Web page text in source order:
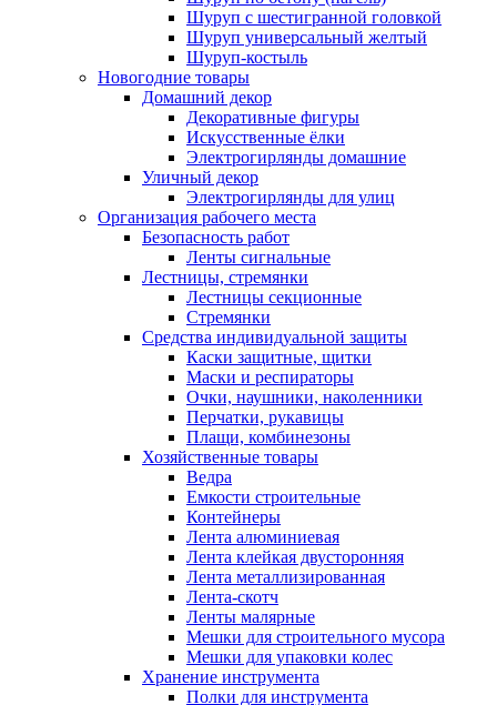
Шуруп с шестигранной головкой
Шуруп универсальный желтый
Шуруп-костыль
Новогодние товары
Домашний декор
Декоративные фигуры
Искусственные ёлки
Электрогирлянды домашние
Уличный декор
Электрогирлянды для улиц
Организация рабочего места
Безопасность работ
Ленты сигнальные
Лестницы, стремянки
Лестницы секционные
Стремянки
Средства индивидуальной защиты
Каски защитные, щитки
Маски и респираторы
Очки, наушники, наколенники
Перчатки, рукавицы
Плащи, комбинезоны
Хозяйственные товары
Ведра
Емкости строительные
Контейнеры
Лента алюминиевая
Лента клейкая двусторонняя
Лента металлизированная
Лента-скотч
Ленты малярные
Мешки для строительного мусора
Мешки для упаковки колес
Хранение инструмента
Полки для инструмента